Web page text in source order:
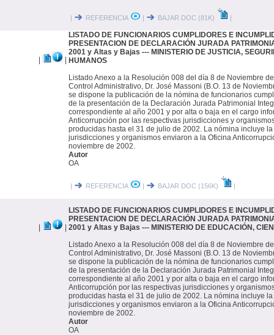
| REFERENCIA | BAJAR DOC (81K) |
LISTADO DE FUNCIONARIOS CUMPLIDORES E
PRESENTACION DE DECLARACIÓN JURADA
2001 y Altas y Bajas --- MINISTERIO DE JUSTICIA,
HUMANOS
Listado Anexo a la Resolución 008 del día 8 de Noviembre
Control Administrativo, Dr. José Massoni (B.O. 13 de
se dispone la publicación de la nómina de funcionarios
de la presentación de la Declaración Jurada Patrimonial
correspondiente al año 2001 y por alta o baja en el cargo
Anticorrupción por las respectivas jurisdicciones y
producidas hasta el 31 de julio de 2002. La nómina incluye
jurisdicciones y organismos enviaron a la Oficina
noviembre de 2002.
Autor
OA
| REFERENCIA | BAJAR DOC (156K) |
LISTADO DE FUNCIONARIOS CUMPLIDORES E
PRESENTACION DE DECLARACIÓN JURADA
2001 y Altas y Bajas --- MINISTERIO DE EDUCACIÓN,
Listado Anexo a la Resolución 008 del día 8 de Noviembre
Control Administrativo, Dr. José Massoni (B.O. 13 de
se dispone la publicación de la nómina de funcionarios
de la presentación de la Declaración Jurada Patrimonial
correspondiente al año 2001 y por alta o baja en el cargo
Anticorrupción por las respectivas jurisdicciones y
producidas hasta el 31 de julio de 2002. La nómina incluye
jurisdicciones y organismos enviaron a la Oficina
noviembre de 2002.
Autor
OA